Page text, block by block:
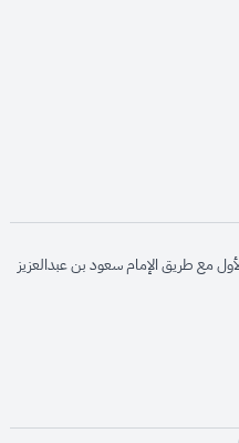
opens in new
مع طريق الإمام سعود بن عبدالعزيز